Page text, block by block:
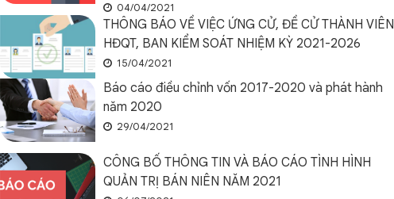
04/04/2021
THÔNG BÁO VỀ VIỆC ỨNG CỬ, ĐỀ CỬ THÀNH VIÊN
HĐQT, BAN KIỂM SOÁT NHIỆM KỲ 2021-2026
15/04/2021
Báo cáo điều chỉnh vốn 2017-2020 và phát hành
năm 2020
29/04/2021
CÔNG BỐ THÔNG TIN VÀ BÁO CÁO TÌNH HÌNH
QUẢN TRỊ BÁN NIÊN NĂM 2021